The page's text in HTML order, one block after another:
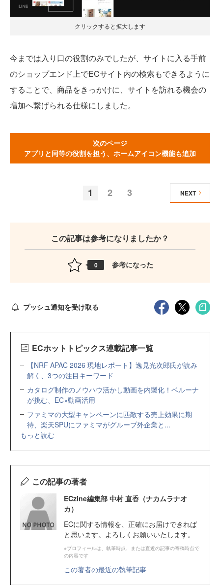
クリックすると拡大します
今までは入り口の役割のみでしたが、サイトに入る手前
のショップエンド上でECサイト内の検索もできるように
することで、商品をきっかけに、サイトを訪れる機会の
増加へ繋げられる仕様にしました。
次のページ
アプリと同等の役割を担う、ホームアイコン機能も追加
1 2 3 NEXT
この記事は参考になりましたか？
0 参考になった
プッシュ通知を受け取る
ECホットトピックス連載記事一覧
【NRF APAC 2026 現地レポート】逸見光次郎氏が読み
解く、3つの注目キーワード
カタログ制作のノウハウ活かし動画を内製化！ベルーナ
が挑む、EC×動画活用
ファミマの大型キャンペーンに匹敵する売上効果に期
待、楽天SPUにファミマがグループ外企業と...
もっと読む
この記事の著者
ECzine編集部 中村 直香（ナカムラナオ
カ）
ECに関する情報を、正確にお届けできれば
と思います。よろしくお願いいたします。
※プロフィールは、執筆時点、または直近の記事の寄稿時点で
の内容です
この著者の最近の執筆記事